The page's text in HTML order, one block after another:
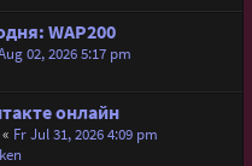
WAP200
02, 2026 5:17 pm
онлайн
Fr Jul 31, 2026 4:09 pm